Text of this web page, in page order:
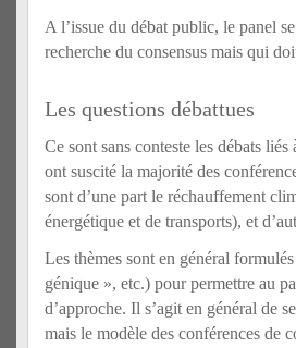
A l’issue du débat public, le panel
recherche du consensus mais qui
Les questions débattues
Ce sont sans conteste les débats
ont suscité la majorité des
sont d’une part le réchauffement
énergétique et de transports), et
Les thèmes sont en général
génique », etc.) pour permettre au
d’approche. Il s’agit en général de
mais le modèle des conférences de